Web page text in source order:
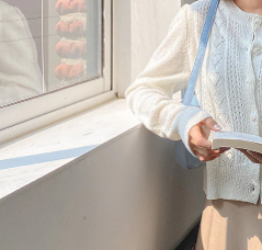
인플루언서 pick!
신상 5%
베스트
MADE
세트할인 ~30%